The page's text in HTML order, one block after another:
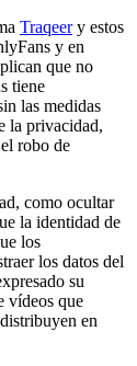
Traqeery estos
y en
que no
tiene
las medidas
la privacidad,
robo de
como ocultar
la identidad de
los
los datos del
su
vídeos que
en